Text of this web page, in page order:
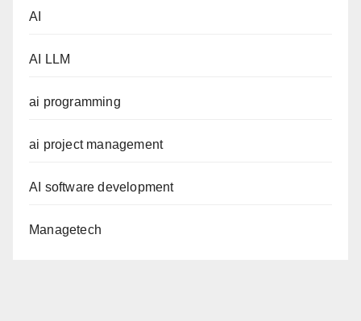
AI
AI LLM
ai programming
ai project management
AI software development
Managetech